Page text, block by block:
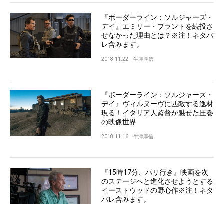
『ボーダーライン：ソルジャーズ・
デイ』エミリー・ブラントを続投さ
せなかった理由とは？※注！ネタバ
レ含みます。
2018.11.22 牛津厚信
『ボーダーライン：ソルジャーズ・
デイ』ヴィルヌーヴに匹敵する逸材
現る！イタリア人監督が魅せた圧巻
の映像世界
2018.11.16 牛津厚信
『15時17分、パリ行き』映画を次
のステージへと進化させようとする
イーストウッドの野心作※注！ネタ
バレ含みます。